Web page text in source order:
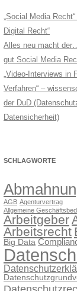
„Social Media
Digital Recht“
Alles neu macht
gut Social Media
„Video-Interviews in
Verfahren“ –
der DuD
Datensicherheit)
SCHLAGWORTE
AGB Agenturvertrag
Allgemeine
Arbeitgeber
Arbeitsrecht
Big Data